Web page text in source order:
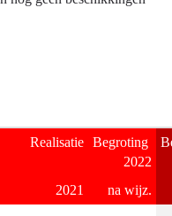
Realisatie Begroting
2022
2021
na wijz.